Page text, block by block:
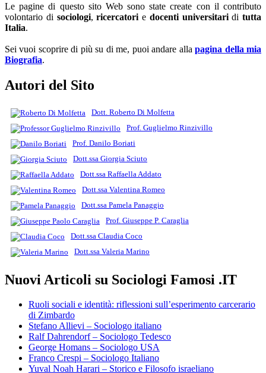
Le pagine di questo sito Web sono state create con il contributo
volontario di sociologi,ricercatori e docenti universitaridi tutta
Italia.
Sei vuoi scoprire di più su di me, puoi andare allapagina della mia
Biografia.
Autori del Sito
Dott. Roberto Di Molfetta
Prof. Guglielmo Rinzivillo
Prof. Danilo Boriati
Dott.ssa Giorgia Sciuto
Dott.ssa Raffaella Addato
Dott.ssa Valentina Romeo
Dott.ssa Pamela Panaggio
Prof. Giuseppe P. Caraglia
Dott.ssa Claudia Coco
Dott.ssa Valeria Marino
Nuovi Articoli su Sociologi Famosi .IT
Ruoli sociali e identità: riflessioni sull’esperimento carcerario
di Zimbardo
Stefano Allievi – Sociologo italiano
Ralf Dahrendorf – Sociologo Tedesco
George Homans – Sociologo USA
Franco Crespi – Sociologo Italiano
Yuval Noah Harari – Storico e Filosofo israeliano